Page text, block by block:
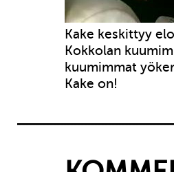
Kake keskittyy
Kokkolan
kuumimmat
Kake on!